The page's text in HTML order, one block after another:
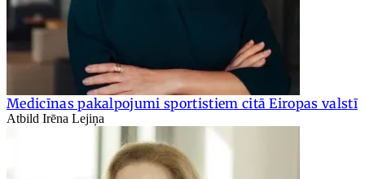
Medicīnas pakalpojumi sportistiem citā Eiropas valstī
Atbild Irēna Lejiņa